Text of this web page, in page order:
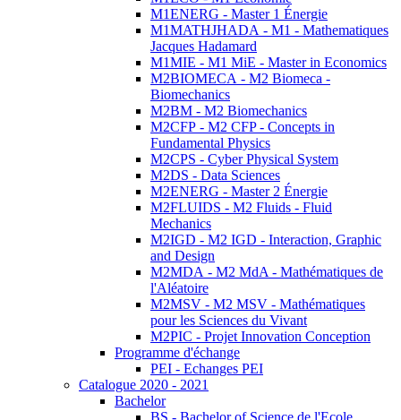
M1ENERG - Master 1 Énergie
M1MATHJHADA - M1 - Mathematiques
Jacques Hadamard
M1MIE - M1 MiE - Master in Economics
M2BIOMECA - M2 Biomeca -
Biomechanics
M2BM - M2 Biomechanics
M2CFP - M2 CFP - Concepts in
Fundamental Physics
M2CPS - Cyber Physical System
M2DS - Data Sciences
M2ENERG - Master 2 Énergie
M2FLUIDS - M2 Fluids - Fluid
Mechanics
M2IGD - M2 IGD - Interaction, Graphic
and Design
M2MDA - M2 MdA - Mathématiques de
l'Aléatoire
M2MSV - M2 MSV - Mathématiques
pour les Sciences du Vivant
M2PIC - Projet Innovation Conception
Programme d'échange
PEI - Echanges PEI
Catalogue 2020 - 2021
Bachelor
BS - Bachelor of Science de l'Ecole